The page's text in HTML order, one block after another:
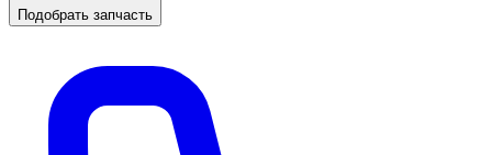
Подобрать запчасть